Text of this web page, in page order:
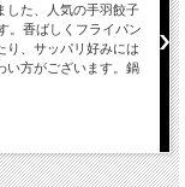
した、人気の手羽餃子
。香ばしくフライパン
り、サッパリ好みには
い方がございます。鍋